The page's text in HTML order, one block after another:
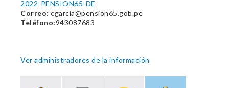
2022-PENSION65-DE
Correo: cgarcia@pension65.gob.pe
Teléfono:943087683
Ver administradores de la información